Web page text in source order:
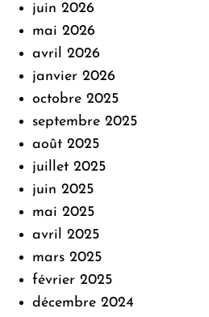
juin 2026
mai 2026
avril 2026
janvier 2026
octobre 2025
septembre 2025
août 2025
juillet 2025
juin 2025
mai 2025
avril 2025
mars 2025
février 2025
décembre 2024